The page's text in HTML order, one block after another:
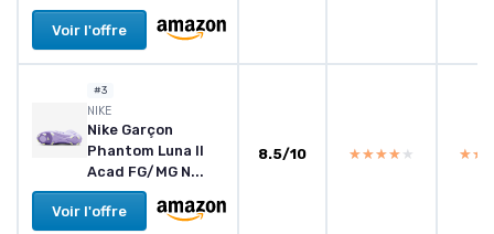
Voir l'offre
#3
NIKE
Nike Garçon
Phantom Luna II
Acad FG/MG N...
Voir l'offre
8.5/10 ★★★★★
★★★★★